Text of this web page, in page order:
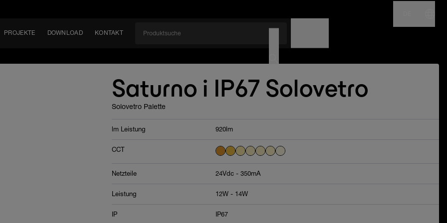
PROJEKTE DOWNLOAD KONTAKT
NAME
Saturno i IP67 Solovetro
Solovetro Palette
lm Leistung 920lm
CCT
Netzteile 24Vdc - 350mA
Leistung 12W - 14W
IP IP67